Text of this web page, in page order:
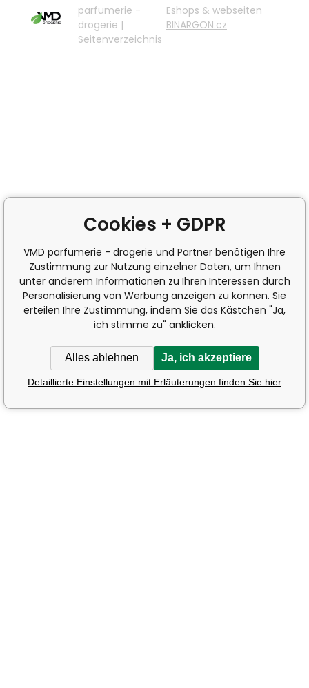
parfumerie -
drogerie |
Seitenverzeichnis
Eshops & webseiten
BINARGON.cz
Cookies + GDPR
VMD parfumerie - drogerie und Partner benötigen Ihre
Zustimmung zur Nutzung einzelner Daten, um Ihnen
unter anderem Informationen zu Ihren Interessen durch
Personalisierung von Werbung anzeigen zu können. Sie
erteilen Ihre Zustimmung, indem Sie das Kästchen "Ja,
ich stimme zu" anklicken.
Alles ablehnen Ja, ich akzeptiere
Detaillierte Einstellungen mit Erläuterungen finden Sie hier